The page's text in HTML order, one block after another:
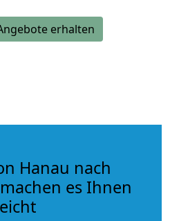
erhalten
Hanau nach
es Ihnen